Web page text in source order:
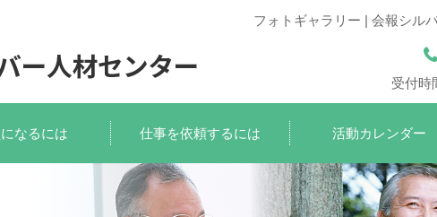
フォトギャラリー | 会報シル
受付
なるには 仕事を依頼するには 活動カレンダー